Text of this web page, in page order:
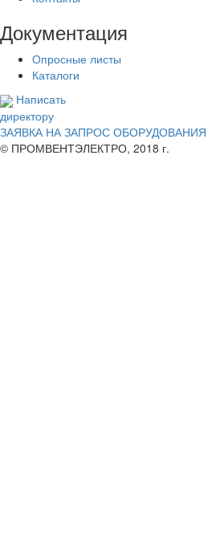
Документация
Опросные листы
Каталоги
Написать
директору
ЗАЯВКА НА ЗАПРОС ОБОРУДОВАНИЯ
© ПРОМВЕНТЭЛЕКТРО, 2018 г.